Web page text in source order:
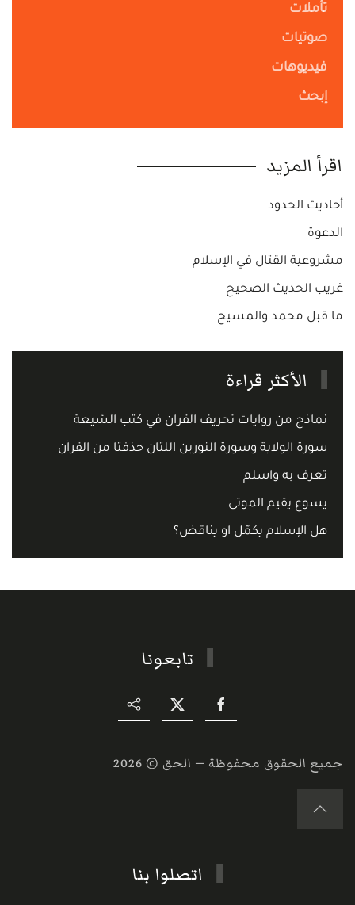
تأملات
صوتيات
فيديوهات
إبحث
اقرأ المزيد
أحاديث الحدود
الدعوة
مشروعية القتال في الإسلام
غريب الحديث الصحيح
ما قبل محمد والمسيح
الأكثر قراءة
نماذج من روايات تحريف القران في كتب الشيعة
سورة الولاية وسورة النورين اللتان حذفتا من القرآن
تعرف به واسلم
يسوع يقيم الموتى
هل الإسلام يكمّل او يناقض؟
تابعونا
جميع الحقوق محفوظة — الحق © 2026
اتصلوا بنا